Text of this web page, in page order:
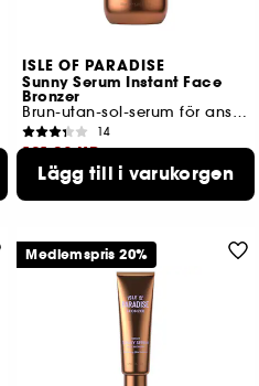
ISLE OF PARADISE
Sunny Serum Instant Face
Bronzer
Brun-utan-sol-serum för ansiktet
14
191,20 KR
Lägsta pris : 239,00 KR
Lägg till i varukorgen
Medlemspris 20%